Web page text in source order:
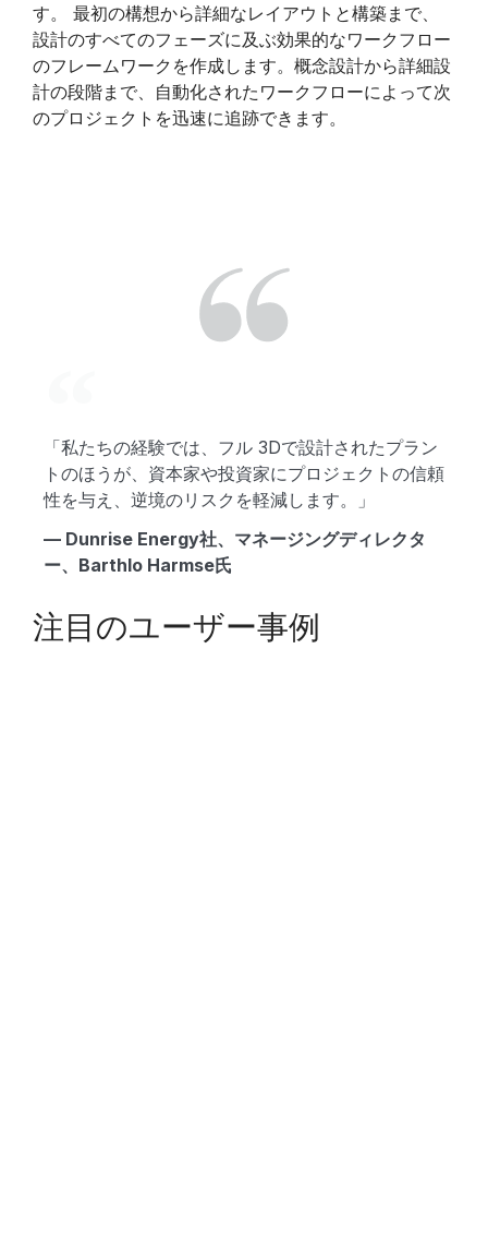
す。 最初の構想から詳細なレイアウトと構築まで、
設計のすべてのフェーズに及ぶ効果的なワークフロー
のフレームワークを作成します。概念設計から詳細設
計の段階まで、自動化されたワークフローによって次
のプロジェクトを迅速に追跡できます。
「私たちの経験では、フル 3Dで設計されたプラン
トのほうが、資本家や投資家にプロジェクトの信頼
性を与え、逆境のリスクを軽減します。」
— Dunrise Energy社、マネージングディレクタ
ー、Barthlo Harmse氏
注目のユーザー事例